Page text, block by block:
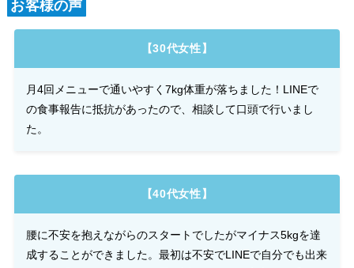
お客様の声
【30代女性】
月4回メニューで通いやすく7kg体重が落ちました！LINEで
の食事報告に抵抗があったので、相談して口頭で行いまし
た。
【40代女性】
腰に不安を抱えながらのスタートでしたがマイナス5kgを達
成することができました。最初は不安でLINEで自分でも出来